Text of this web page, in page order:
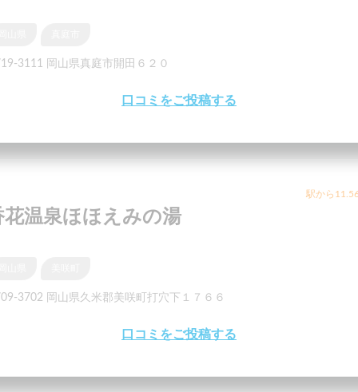
3111 岡山県真庭市開田６２０
口コミをご投稿する
駅から
花温泉ほほえみの湯
3702 岡山県久米郡美咲町打穴下１７６６
口コミをご投稿する